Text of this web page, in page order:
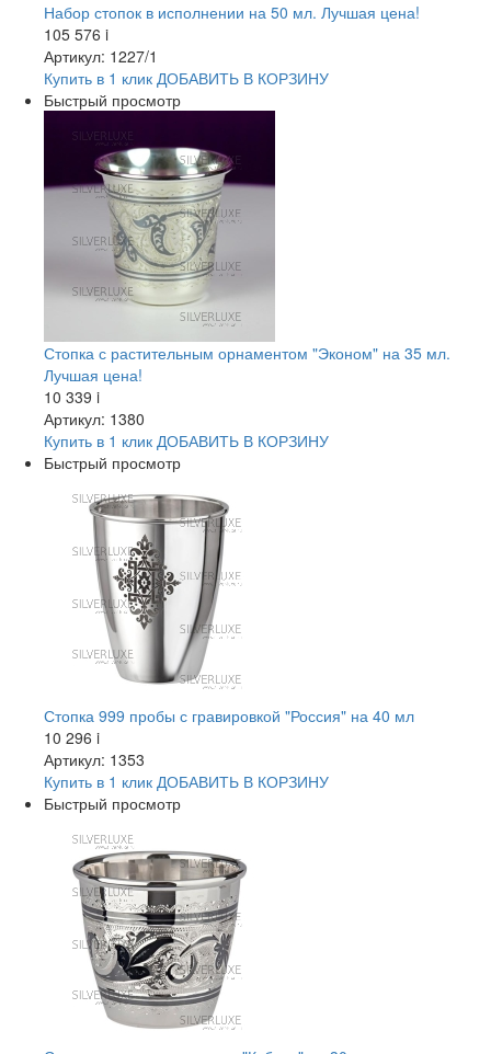
Набор стопок в исполнении на 50 мл. Лучшая цена!
105 576 i
Артикул: 1227/1
Купить в 1 клик ДОБАВИТЬ В КОРЗИНУ
Быстрый просмотр
Стопка с растительным орнаментом "Эконом" на 35 мл.
Лучшая цена!
10 339 i
Артикул: 1380
Купить в 1 клик ДОБАВИТЬ В КОРЗИНУ
Быстрый просмотр
Стопка 999 пробы с гравировкой "Россия" на 40 мл
10 296 i
Артикул: 1353
Купить в 1 клик ДОБАВИТЬ В КОРЗИНУ
Быстрый просмотр